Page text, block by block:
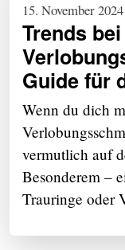
15. November 2024
Trends
Guide für
Wenn du dich
vermutlich auf
Besonderem –
Trauringe oder